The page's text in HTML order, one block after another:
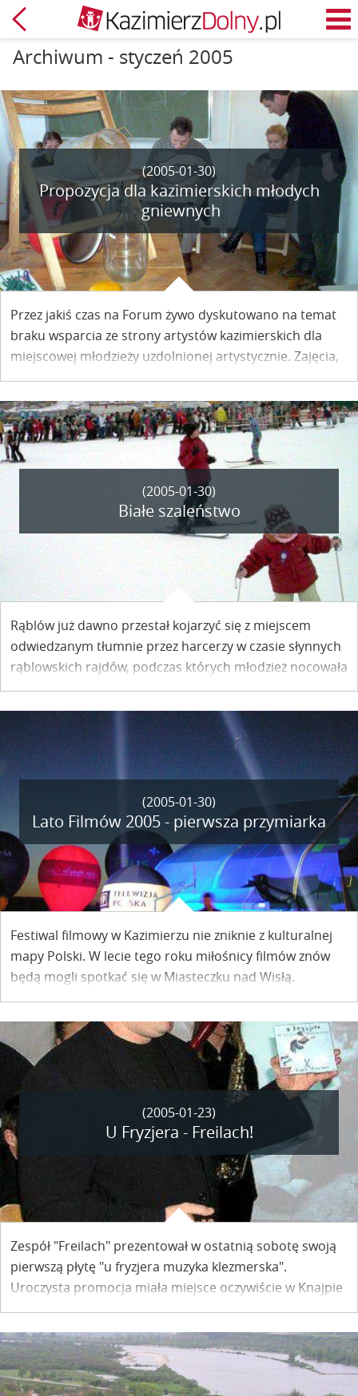
Powrót
Archiwum - styczeń 2005
(2005-01-30)
Propozycja dla kazimierskich młodych
gniewnych
Przez jakiś czas na Forum żywo dyskutowano na temat
braku wsparcia ze strony artystów kazimierskich dla
miejscowej młodzieży uzdolnionej artystycznie. Zajęcia,
które od początku tego roku proponuje Kazimierski
Ośrodek Kultury, mają szansę to zmienić.
(2005-01-30)
Białe szaleństwo
Rąblów już dawno przestał kojarzyć się z miejscem
odwiedzanym tłumnie przez harcerzy w czasie słynnych
rąblowskich rajdów, podczas których młodzież nocowała
po okolicznych stodołach. Obecnie kwater - i to o dużo
większym standardzie - poszukują miłośnicy białego
szaleństwa. Dziś Rąblów to jedyny w okolicach
Kazimierza Dolnego ośrodek dla narciarzy z
prawdziwego zdarzenia.
(2005-01-30)
Lato Filmów 2005 - pierwsza przymiarka
Festiwal filmowy w Kazimierzu nie zniknie z kulturalnej
mapy Polski. W lecie tego roku miłośnicy filmów znów
będą mogli spotkać się w Miasteczku nad Wisłą.
(2005-01-23)
U Fryzjera - Freilach!
Zespół "Freilach" prezentował w ostatnią sobotę swoją
pierwszą płytę "u fryzjera muzyka klezmerska".
Uroczysta promocja miała miejsce oczywiście w Knajpie
"U Fryzjera". Patronem medialnym imprezy był
Kazimierski Portal Internetowy.